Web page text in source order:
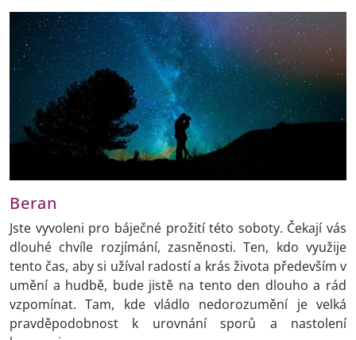
Beran
Jste vyvoleni pro báječné prožití této soboty. Čekají vás
dlouhé chvíle rozjímání, zasněnosti. Ten, kdo využije
tento čas, aby si užíval radostí a krás života především v
umění a hudbě, bude jistě na tento den dlouho a rád
vzpomínat. Tam, kde vládlo nedorozumění je velká
pravděpodobnost k urovnání sporů a nastolení